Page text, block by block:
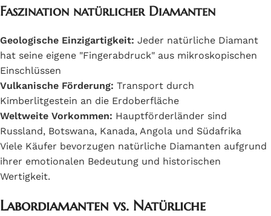
Faszination natürlicher Diamanten
Geologische Einzigartigkeit: Jeder natürliche Diamant
hat seine eigene "Fingerabdruck" aus mikroskopischen
Einschlüssen
Vulkanische Förderung: Transport durch
Kimberlitgestein an die Erdoberfläche
Weltweite Vorkommen: Hauptförderländer sind
Russland, Botswana, Kanada, Angola und Südafrika
Viele Käufer bevorzugen natürliche Diamanten aufgrund
ihrer emotionalen Bedeutung und historischen
Wertigkeit.
Labordiamanten vs. Natürliche